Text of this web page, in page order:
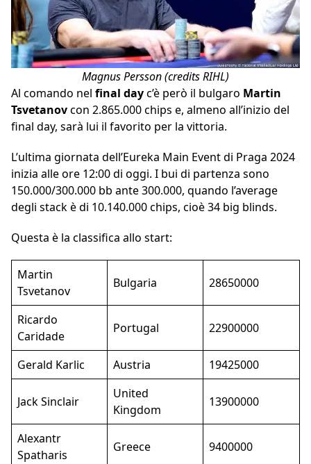
Magnus Persson (credits RIHL)
Al comando nel final dayc’è però il bulgaro Martin
Tsvetanovcon 2.865.000 chips e, almeno all’inizio del
final day, sarà lui il favorito per la vittoria.
L’ultima giornata dell’Eureka Main Event di Praga 2024
inizia alle ore 12:00 di oggi. I bui di partenza sono
150.000/300.000 bb ante 300.000, quando l’average
degli stack è di 10.140.000 chips, cioè 34 big blinds.
Questa è la classifica allo start:
Martin
Tsvetanov
Bulgaria 28650000
Ricardo
Caridade
Portugal 22900000
Gerald Karlic Austria 19425000
Jack Sinclair
United
Kingdom
13900000
Alexantr
Spatharis
Greece 9400000